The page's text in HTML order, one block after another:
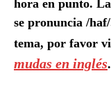
hora en punto. La
se pronuncia /
tema, por favor
mudas en inglés.